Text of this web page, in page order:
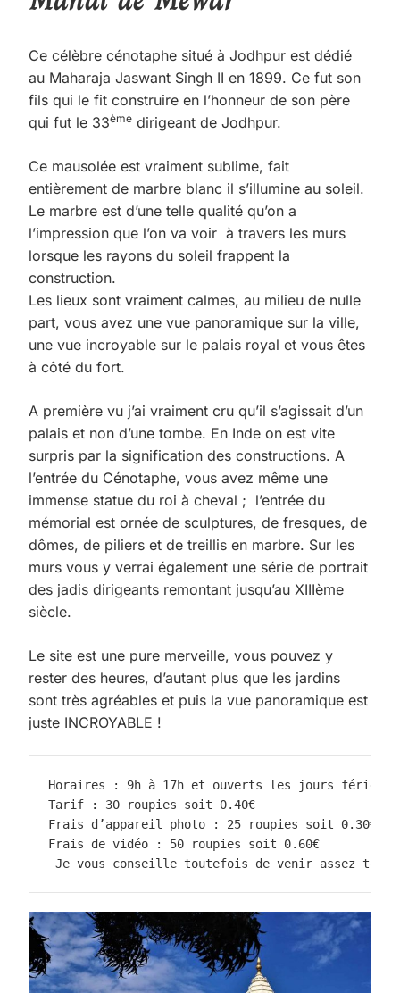
Ce célèbre cénotaphe situé à Jodhpur est dédié
au Maharaja Jaswant Singh II en 1899. Ce fut son
fils qui le fit construire en l’honneur de son père
qui fut le 33ème dirigeant de Jodhpur.
Ce mausolée est vraiment sublime, fait
entièrement de marbre blanc il s’illumine au soleil.
Le marbre est d’une telle qualité qu’on a
l’impression que l’on va voir à travers les murs
lorsque les rayons du soleil frappent la
construction.
Les lieux sont vraiment calmes, au milieu de nulle
part, vous avez une vue panoramique sur la ville,
une vue incroyable sur le palais royal et vous êtes
à côté du fort.
A première vu j’ai vraiment cru qu’il s’agissait d’un
palais et non d’une tombe. En Inde on est vite
surpris par la signification des constructions. A
l’entrée du Cénotaphe, vous avez même une
immense statue du roi à cheval ; l’entrée du
mémorial est ornée de sculptures, de fresques, de
dômes, de piliers et de treillis en marbre. Sur les
murs vous y verrai également une série de portrait
des jadis dirigeants remontant jusqu’au XIIIème
siècle.
Le site est une pure merveille, vous pouvez y
rester des heures, d’autant plus que les jardins
sont très agréables et puis la vue panoramique est
juste INCROYABLE !
Horaires : 9h à 17h et ouverts les jours fériés
Tarif : 30 roupies soit 0.40€
Frais d’appareil photo : 25 roupies soit 0.30€
Frais de vidéo : 50 roupies soit 0.60€
Je vous conseille toutefois de venir assez tôt